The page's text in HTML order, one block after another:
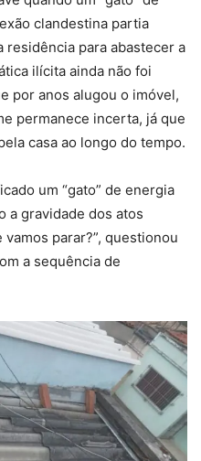
clandestina partia
residência para abastecer a
ilícita ainda não foi
por anos alugou o imóvel,
permanece incerta, já que
casa ao longo do tempo.
um “gato” de energia
a gravidade dos atos
parar?”, questionou
a sequência de